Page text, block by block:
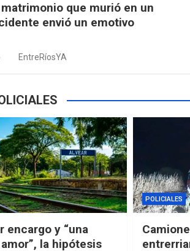
que murió en un
envió un emotivo
EntreRíosYA
encargo y “una
la hipótesis
POLICIALES